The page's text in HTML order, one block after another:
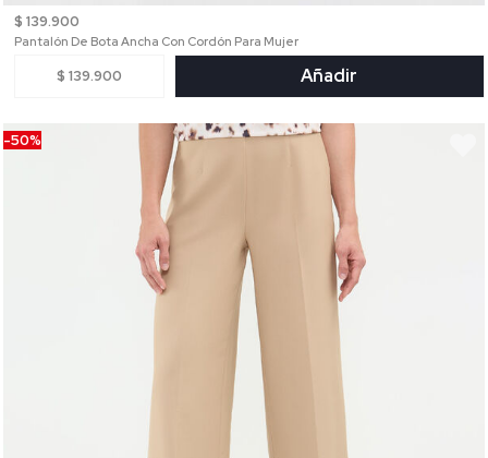
$ 139.900
Pantalón De Bota Ancha Con Cordón Para Mujer
$ 139.900 Añadir
-50%